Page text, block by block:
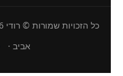
אביב ·